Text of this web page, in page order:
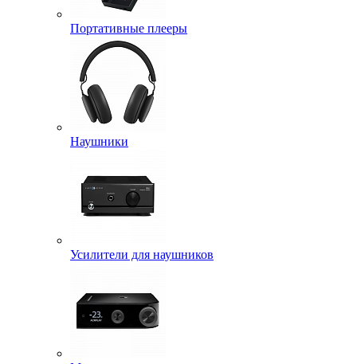
Портативные плееры
Наушники
Усилители для наушников